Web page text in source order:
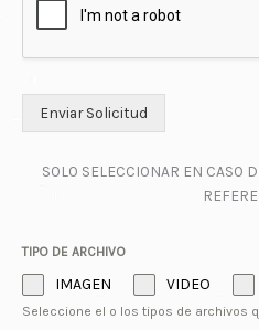
Enviar Solicitud
SOLO SELECCIONAR EN CASO
TIPO DE ARCHIVO
IMAGEN VIDEO
Seleccione el o los tipos de archivos